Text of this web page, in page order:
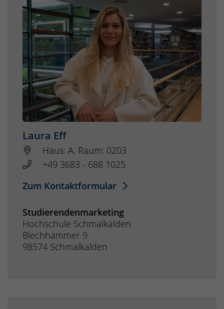
Laura Eff
Haus: A, Raum: 0203
+49 3683 - 688 1025
Zum Kontaktformular
Studierendenmarketing
Hochschule Schmalkalden
Blechhammer 9
98574 Schmalkalden